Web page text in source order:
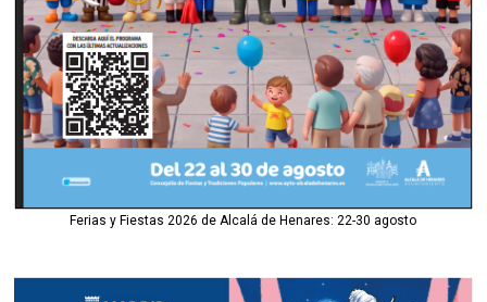
Ferias y Fiestas 2026 de Alcalá de Henares: 22-30 agosto